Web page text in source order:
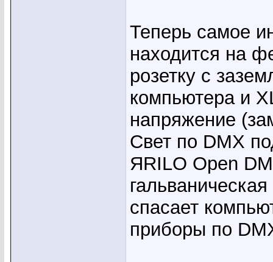
Теперь самое
находится на
розетку с
компьютера и
напряжение
Свет по DMX
ЯRILO Open
спасает
приборы по